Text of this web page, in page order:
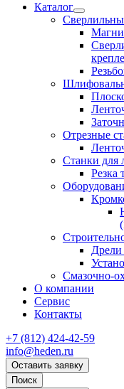
Каталог
Отрезные
Станки для
Резка
Дрели
Смазочно-
О компании
Сервис
Контакты
+7 (812) 424-42-59
info@heden.ru
Оставить заявку
Поиск